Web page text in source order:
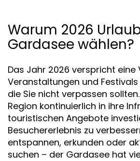
Warum 2026
Gardasee wählen?
Das Jahr 2026 verspricht eine
Veranstaltungen und
die Sie nicht verpassen
Region kontinuierlich in ihre
touristischen Angebote
Besuchererlebnis zu
entspannen, erkunden oder
suchen – der Gardasee hat